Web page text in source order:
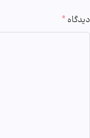
دیدگاه*